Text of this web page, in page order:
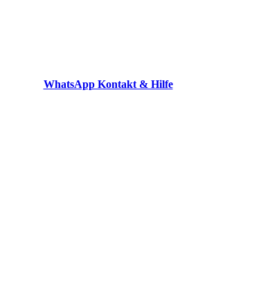
WhatsApp Kontakt & Hilfe